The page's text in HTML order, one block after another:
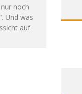
noch
Und was
auf